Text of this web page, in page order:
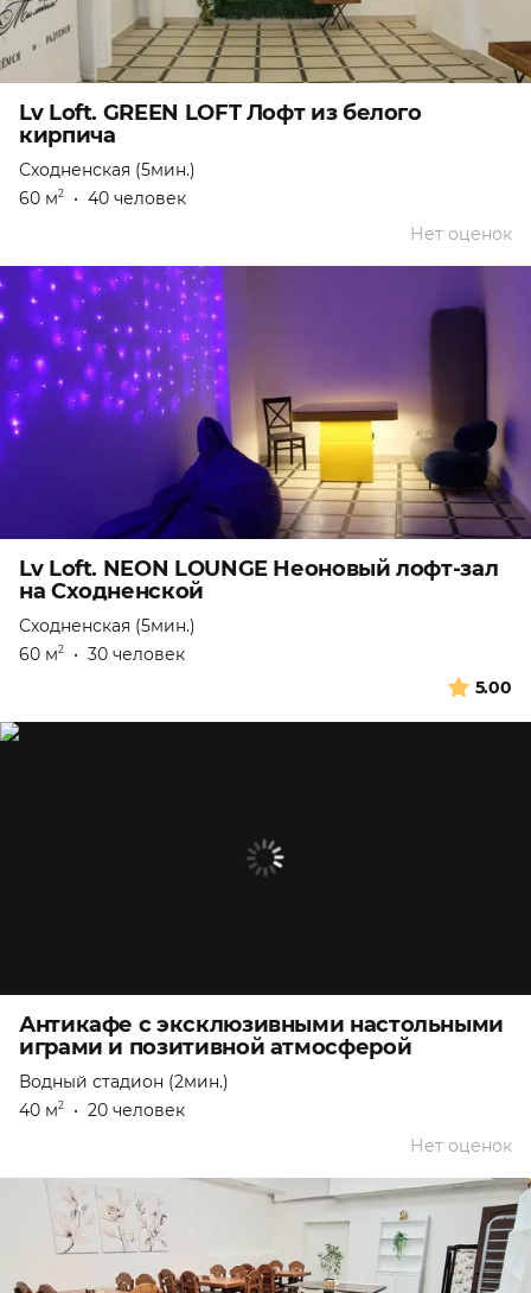
Lv Loft. GREEN LOFT Лофт из белого
кирпича
Сходненская (5мин.)
60 м2 • 40 человек
Нет оценок
Lv Loft. NEON LOUNGE Неоновый лофт-зал
на Сходненской
Сходненская (5мин.)
60 м2 • 30 человек
5.00
Антикафе с эксклюзивными настольными
играми и позитивной атмосферой
Водный стадион (2мин.)
40 м2 • 20 человек
Нет оценок